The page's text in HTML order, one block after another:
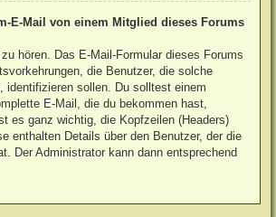
E-Mail von einem Mitglied dieses Forums
hören. Das E-Mail-Formular dieses Forums
die Benutzer, die solche
identifizieren sollen. Du solltest einem
E-Mail, die du bekommen hast,
es ganz wichtig, die Kopfzeilen (Headers)
enthalten Details über den Benutzer, der die
Der Administrator kann dann entsprechend